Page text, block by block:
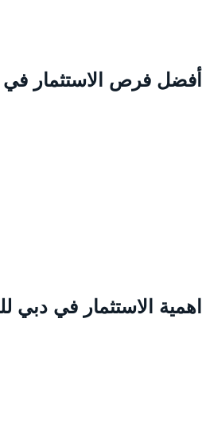
فرص الاستثمار في
الاستثمار في دبي